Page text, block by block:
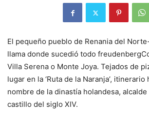
El pequeño pueblo de Renania del
llama donde sucedió todo freudenberg
Villa Serena o Monte Joya. Tejados de
lugar en la ‘Ruta de la Naranja’,
nombre de la dinastía holandesa,
castillo del siglo XIV.